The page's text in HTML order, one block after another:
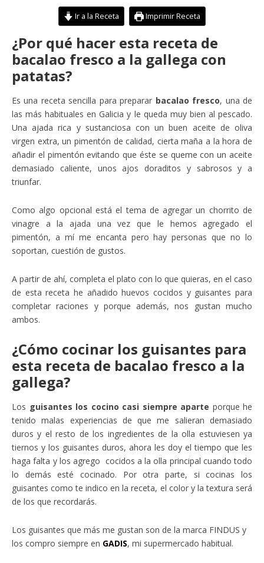
Ir a la Receta Imprimir Receta
¿Por qué hacer esta receta de
bacalao fresco a la gallega con
patatas?
Es una receta sencilla para preparar bacalao fresco, una de
las más habituales en Galicia y le queda muy bien al pescado.
Una ajada rica y sustanciosa con un buen aceite de oliva
virgen extra, un pimentón de calidad, cierta maña a la hora de
añadir el pimentón evitando que éste se queme con un aceite
demasiado caliente, unos ajos doraditos y sabrosos y a
triunfar.
Como algo opcional está el tema de agregar un chorrito de
vinagre a la ajada una vez que le hemos agregado el
pimentón, a mí me encanta pero hay personas que no lo
soportan, cuestión de gustos.
A partir de ahí, completa el plato con lo que quieras, en el caso
de esta receta he añadido huevos cocidos y guisantes para
completar raciones y porque además, nos gustan mucho
ambos.
¿Cómo cocinar los guisantes para
esta receta de bacalao fresco a la
gallega?
Los guisantes los cocino casi siempre aparte porque he
tenido malas experiencias de que me salieran demasiado
duros y el resto de los ingredientes de la olla estuviesen ya
tiernos y los guisantes duros, ahora les doy el tiempo que les
haga falta y los agrego cocidos a la olla principal cuando todo
lo demás esté cocinado. Por otra parte, si cocinas los
guisantes como te indico en la receta, el color y la textura será
de los que recordarás.
Los guisantes que más me gustan son de la marca FINDUS y
los compro siempre en GADIS, mi supermercado habitual.